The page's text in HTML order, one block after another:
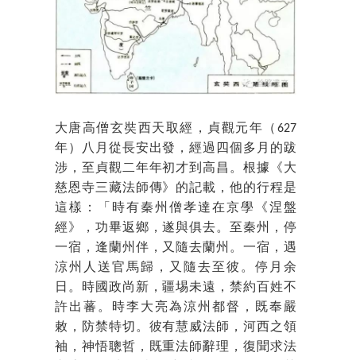
大唐高僧玄奘西天取經，貞觀元年（627
年）八月從長安出發，經過四個多月的跋
涉，至貞觀二年年初才到高昌。根據《大
慈恩寺三藏法師傳》的記載，他的行程是
這樣：「時有秦州僧孝達在京學《涅盤
經》，功畢返鄉，遂與俱去。至秦州，停
一宿，逢蘭州伴，又隨去蘭州。一宿，遇
涼州人送官馬歸，又隨去至彼。停月余
日。時國政尚新，疆埸未遠，禁約百姓不
許出蕃。時李大亮為涼州都督，既奉嚴
敕，防禁特切。彼有慧威法師，河西之領
袖，神悟聰哲，既重法師辭理，復聞求法